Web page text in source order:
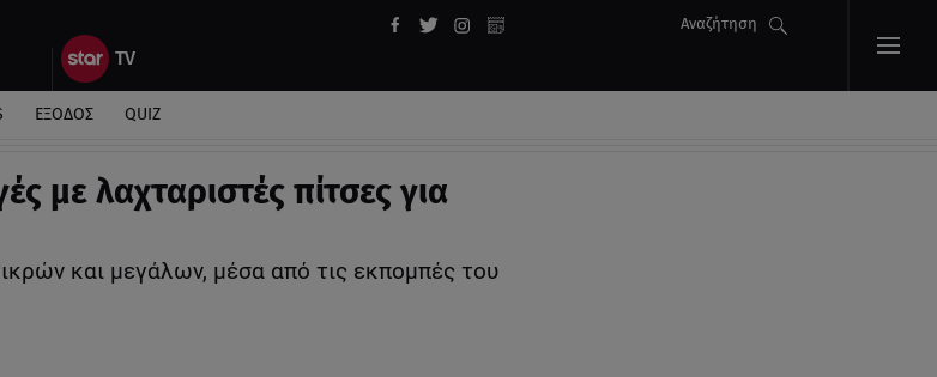
Αναζήτηση
ΕΞΟΔΟΣ QUIZ
με λαχταριστές πίτσες για
και μεγάλων, μέσα από τις εκπομπές του